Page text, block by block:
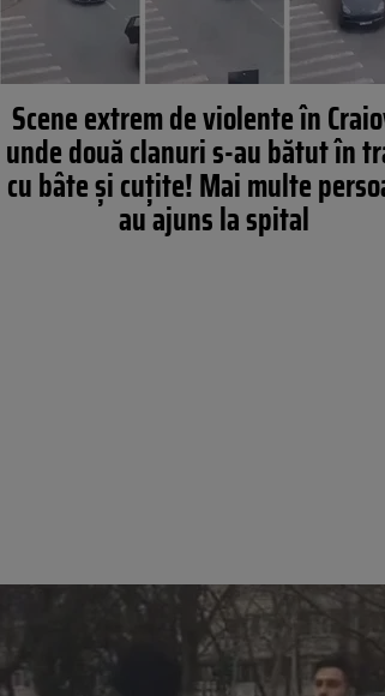
Scene extrem de violente în
unde două clanuri s-au bătut în
cu bâte și cuțite! Mai multe
au ajuns la spital